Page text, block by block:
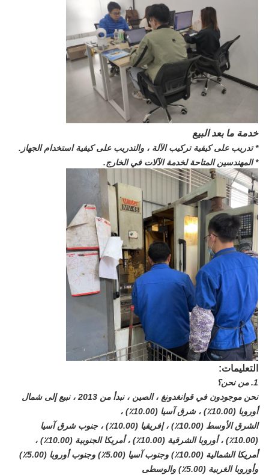
خدمة ما بعد البيع
* تدريب على كيفية تركيب الآلة ، والتدريب على كيفية استخدام الجهاز.
* المهندسين المتاحة لخدمة الآلات في الخارج.
التعليمات:
1. من نحن؟
نحن موجودون في قوانغدونغ ، الصين ، نبدأ من 2013 ، نبيع إلى شمال
أوروبا (10.00٪) ، شرق آسيا (10.00٪) ،
الشرق الأوسط (10.00٪) ، إفريقيا (10.00٪) ، جنوب شرق آسيا
(10.00٪) ، أوروبا الشرقية (10.00٪) ، أمريكا الجنوبية (10.00٪) ،
أمريكا الشمالية (10.00٪) وجنوب آسيا (5.00٪) وجنوب أوروبا (5.00٪)
وأوروبا الغربية (5.00٪) والوسطى